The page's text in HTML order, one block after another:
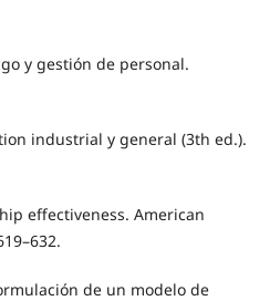
y gestión de personal.
industrial y general (3th ed.).
effectiveness. American
de un modelo de